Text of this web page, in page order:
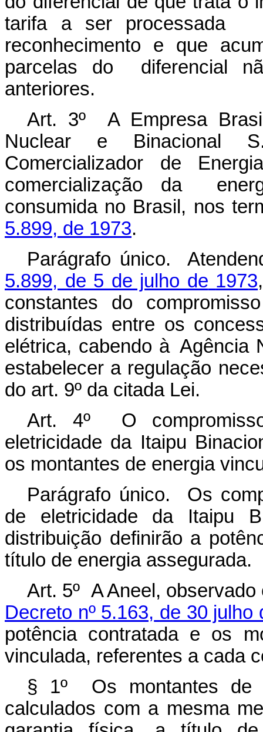
tarifa
a ser
processada
reconhecimento e que
parcelas do
diferencial
anteriores.
Art. 3º A Empresa
Nuclear e Binacional
Comercializador de
comercialização da
consumida no Brasil, nos
5.899, de 1973.
Parágrafo único.
5.899, de 5 de julho de 1973,
constantes
do
compromisso
distribuídas entre os
elétrica, cabendo à Agência
estabelecer a regulação
do art. 9º da citada Lei.
Art. 4º O
eletricidade da Itaipu
os montantes de energia
Parágrafo único. Os
de eletricidade da Itaipu
distribuição definirão a
título de energia assegurada.
Art. 5º A Aneel,
Decreto nº 5.163, de 30 julho
potência contratada e os
vinculada, referentes a cada
§
1º Os montantes
de
calculados com a mesma